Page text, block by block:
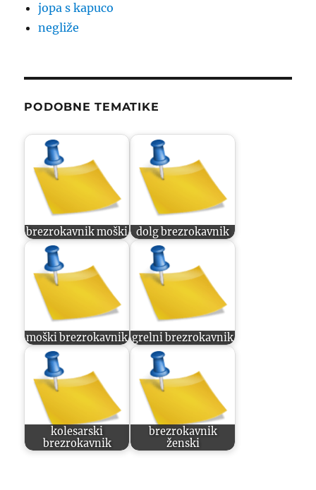
jopa s kapuco
negliže
PODOBNE TEMATIKE
brezrokavnik moški dolg brezrokavnik
moški brezrokavnik grelni brezrokavnik
kolesarski
brezrokavnik
brezrokavnik
ženski